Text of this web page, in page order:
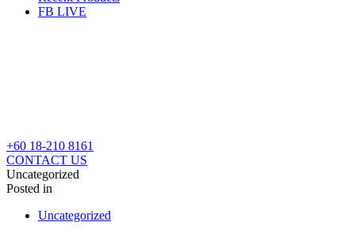
FB LIVE
+60 18-210 8161
CONTACT US
Uncategorized
Posted in
Uncategorized